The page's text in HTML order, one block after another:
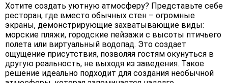
Хотите создать уютную атмосферу? Представьте себе
ресторан, где вместо обычных стен – огромные
экраны, демонстрирующие захватывающие виды:
морские пляжи, городские пейзажи с высоты птичьего
полета или виртуальный водопад. Это создает
ощущение присутствия, позволяя гостям окунуться в
другую реальность, не выходя из заведения. Такое
решение идеально подходит для создания необычной